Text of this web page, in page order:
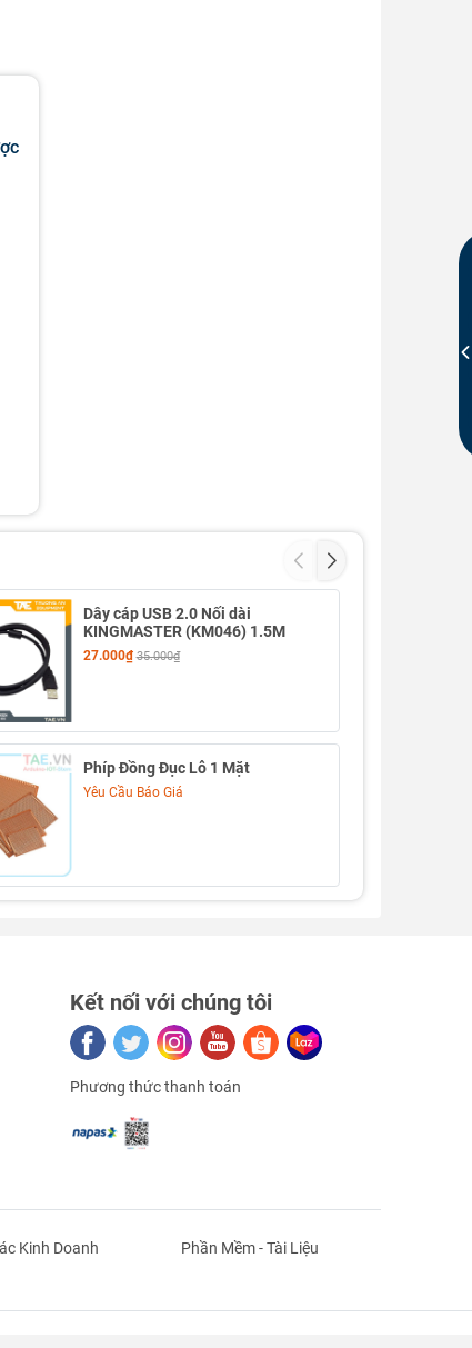
Dây cáp USB 2.0 Nối dài
KINGMASTER (KM046) 1.5M
27.000₫ 35.000₫
Phíp Đồng Đục Lỗ 1 Mặt
Yêu Cầu Báo Giá
Kết nối với chúng tôi
Phương thức thanh toán
Kinh Doanh
Phần Mềm - Tài Liệu